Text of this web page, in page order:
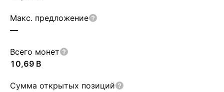
Макс. предложение
—
Всего монет
‪10,69 B‬
Сумма открытых позиций